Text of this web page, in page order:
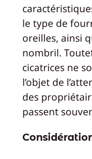
le type de
oreilles, ainsi
nombril.
cicatrices ne
l’objet de
des
passent